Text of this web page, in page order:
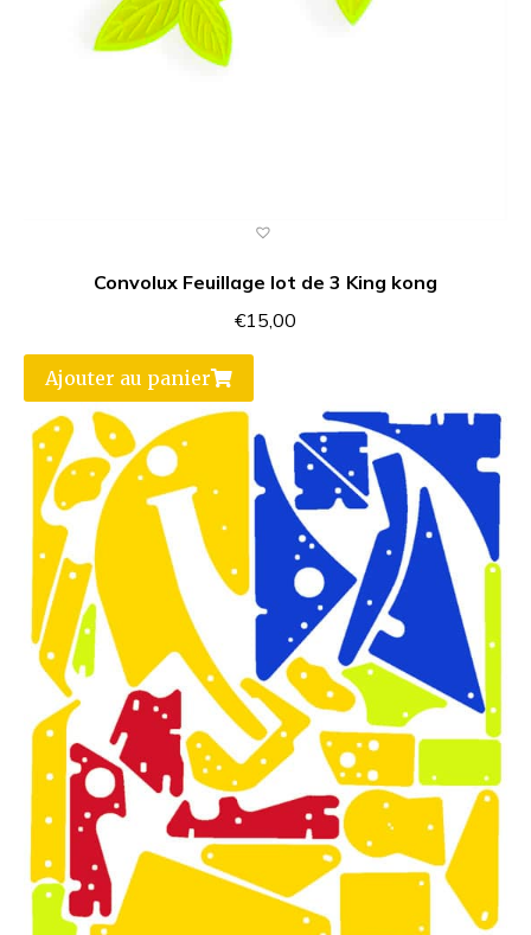
Convolux Feuillage lot de 3 King kong
€15,00
Ajouter au panier